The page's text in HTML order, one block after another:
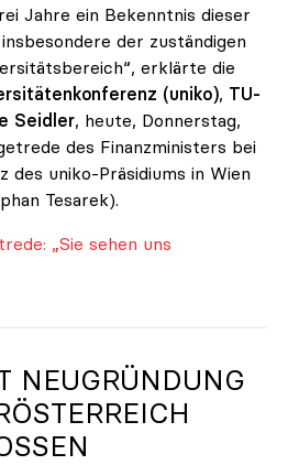
Jahre ein Bekenntnis dieser
der zuständigen
erklärte die
(uniko), TU-
Seidler, heute, Donnerstag,
des Finanzministers bei
des uniko-Präsidiums in Wien
Tesarek).
„Sie sehen uns erleichtert“
„Sie sehen uns
NEUGRÜNDUNG